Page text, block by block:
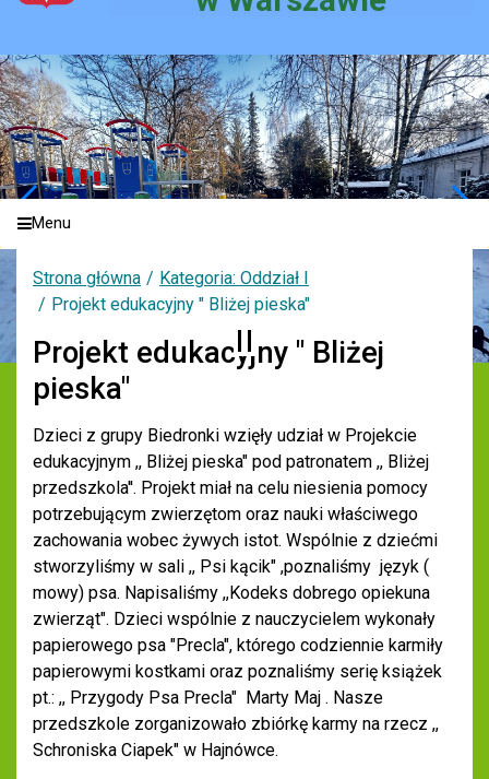
Menu
Strona główna
Kategoria: Oddział I
Projekt edukacyjny " Bliżej pieska"
Projekt edukacyjny " Bliżej
pieska"
Dzieci z grupy Biedronki wzięły udział w Projekcie
edukacyjnym ,, Bliżej pieska" pod patronatem ,, Bliżej
przedszkola''. Projekt miał na celu niesienia pomocy
potrzebującym zwierzętom oraz nauki właściwego
zachowania wobec żywych istot. Wspólnie z dziećmi
stworzyliśmy w sali ,, Psi kącik" ,poznaliśmy język (
mowy) psa. Napisaliśmy ,,Kodeks dobrego opiekuna
zwierząt". Dzieci wspólnie z nauczycielem wykonały
papierowego psa "Precla", którego codziennie karmiły
papierowymi kostkami oraz poznaliśmy serię książek
pt.: ,, Przygody Psa Precla" Marty Maj . Nasze
przedszkole zorganizowało zbiórkę karmy na rzecz ,,
Schroniska Ciapek" w Hajnówce.